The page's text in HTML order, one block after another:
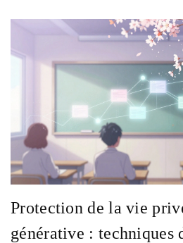
Protection de la vie
générative : techniques